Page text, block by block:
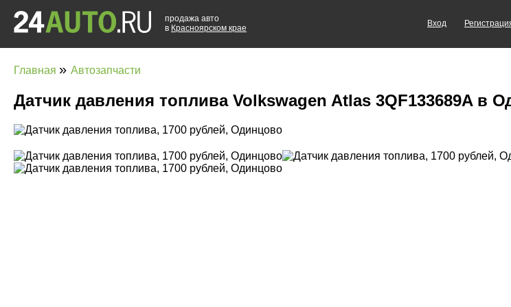
продажа авто
в Красноярском крае
Вход
Главная » Автозапчасти
Датчик давления топлива Volkswagen Atlas 3QF133689A в